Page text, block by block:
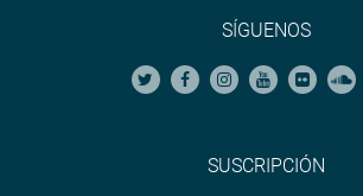
SÍGUENOS
SUSCRIPCIÓN